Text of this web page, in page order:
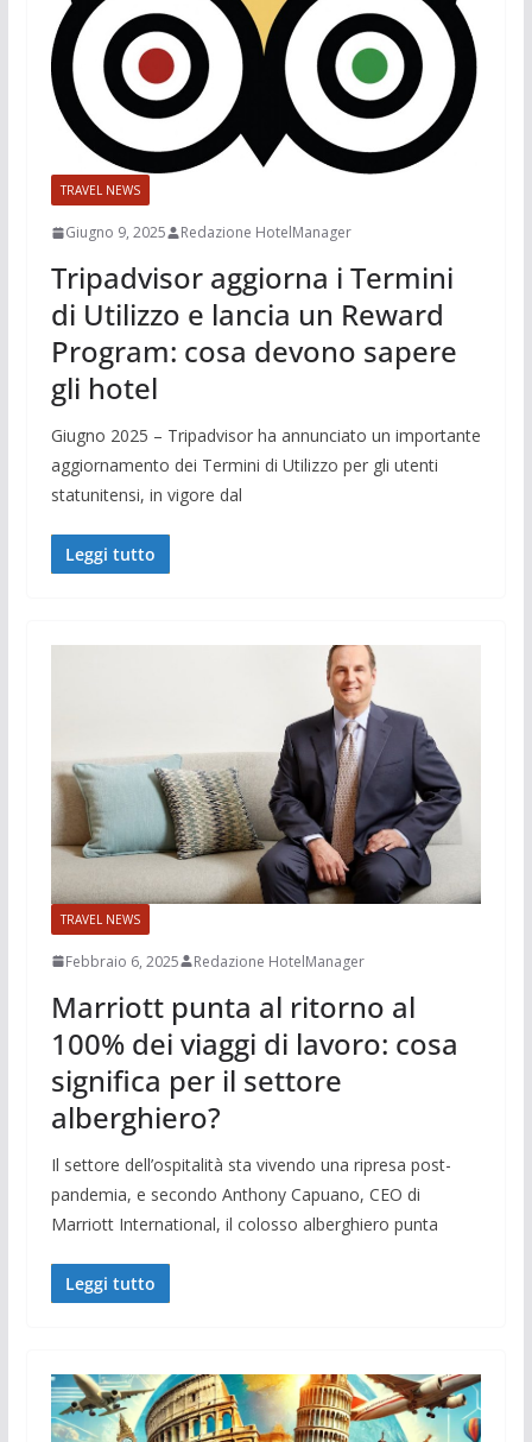
TRAVEL NEWS
Giugno 9, 2025 Redazione HotelManager
Tripadvisor aggiorna i Termini
di Utilizzo e lancia un Reward
Program: cosa devono sapere
gli hotel
Giugno 2025 – Tripadvisor ha annunciato un importante
aggiornamento dei Termini di Utilizzo per gli utenti
statunitensi, in vigore dal
Leggi tutto
TRAVEL NEWS
Febbraio 6, 2025 Redazione HotelManager
Marriott punta al ritorno al
100% dei viaggi di lavoro: cosa
significa per il settore
alberghiero?
Il settore dell’ospitalità sta vivendo una ripresa post-
pandemia, e secondo Anthony Capuano, CEO di
Marriott International, il colosso alberghiero punta
Leggi tutto